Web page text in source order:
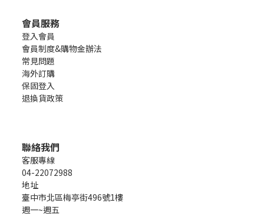
會員服務
登入會員
會員制度&購物金辦法
常見問題
海外訂購
保固登入
退換貨政策
聯絡我們
客服專線
04-22072988
地址
臺中市北區梅亭街496號1樓
週一~週五